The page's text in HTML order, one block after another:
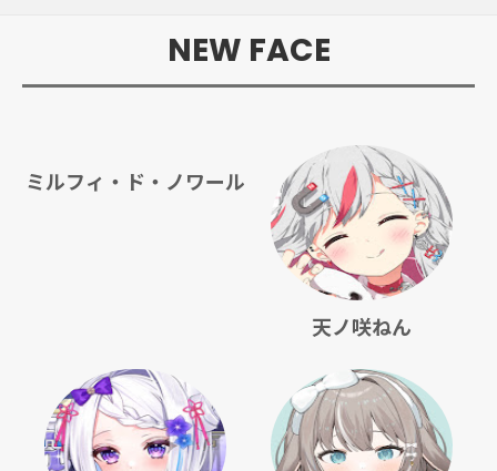
NEW FACE
ミルフィ・ド・ノワール
天ノ咲ねん